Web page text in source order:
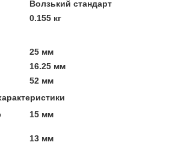
Волзький стандарт
0.155 кг
25 мм
16.25 мм
52 мм
15 мм
13 мм